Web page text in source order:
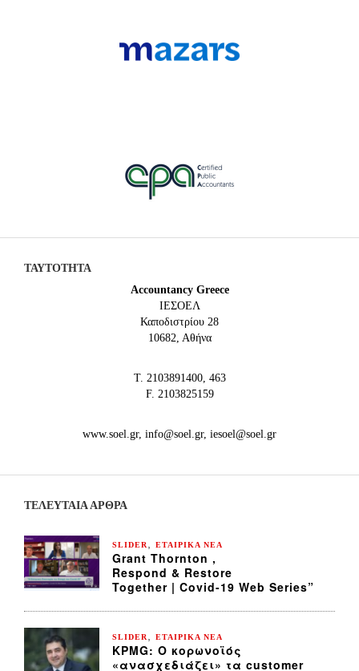
ΤΑΥΤΟΤΗΤΑ
Accountancy Greece
IEΣΟΕΛ
Καποδιστρίου 28
10682, Αθήνα
Τ. 2103891400, 463
F. 2103825159
www.soel.gr, info@soel.gr, iesoel@soel.gr
ΤΕΛΕΥΤΑΙΑ ΆΡΘΡΑ
SLIDER ΕΤΑΙΡΙΚΑ ΝΕΑ
Grant Thornton ,
Respond & Restore
Together | Covid-19 Web Series”
SLIDER ΕΤΑΙΡΙΚΑ ΝΕΑ
KPMG: Ο κορωνοϊός
«ανασχεδιάζει» τα customer